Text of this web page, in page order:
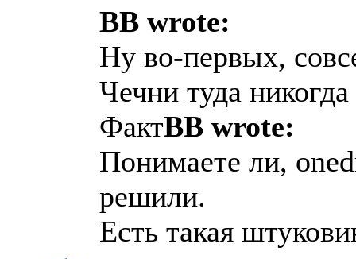
BB wrote:
Ну во-первых,
Чечни туда
ФактBB wrote:
Понимаете ли,
решили.
Есть такая